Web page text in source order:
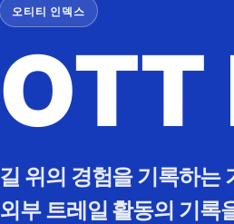
오티티 인덱스
OTT
길 위의 경험을 기록하는
외부 트레일 활동의 기록